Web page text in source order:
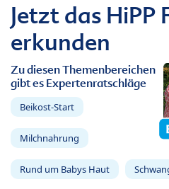
Jetzt das HiPP
erkunden
Zu diesen Themenbereichen
gibt es Expertenratschläge
Beikost-Start
Milchnahrung
Rund um Babys Haut